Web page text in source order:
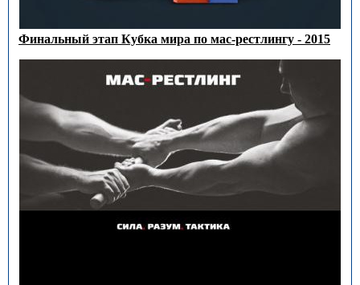
Финальный этап Кубка мира по мас-рестлингу - 2015